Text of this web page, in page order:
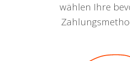
wählen Ihre